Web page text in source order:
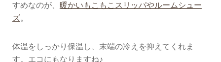
すめなのが、 暖かいもこもこスリッパやルームシュー
ズ。
体温をしっかり保温し、末端の冷えを抑えてくれま
す。エコにもなりますね♪